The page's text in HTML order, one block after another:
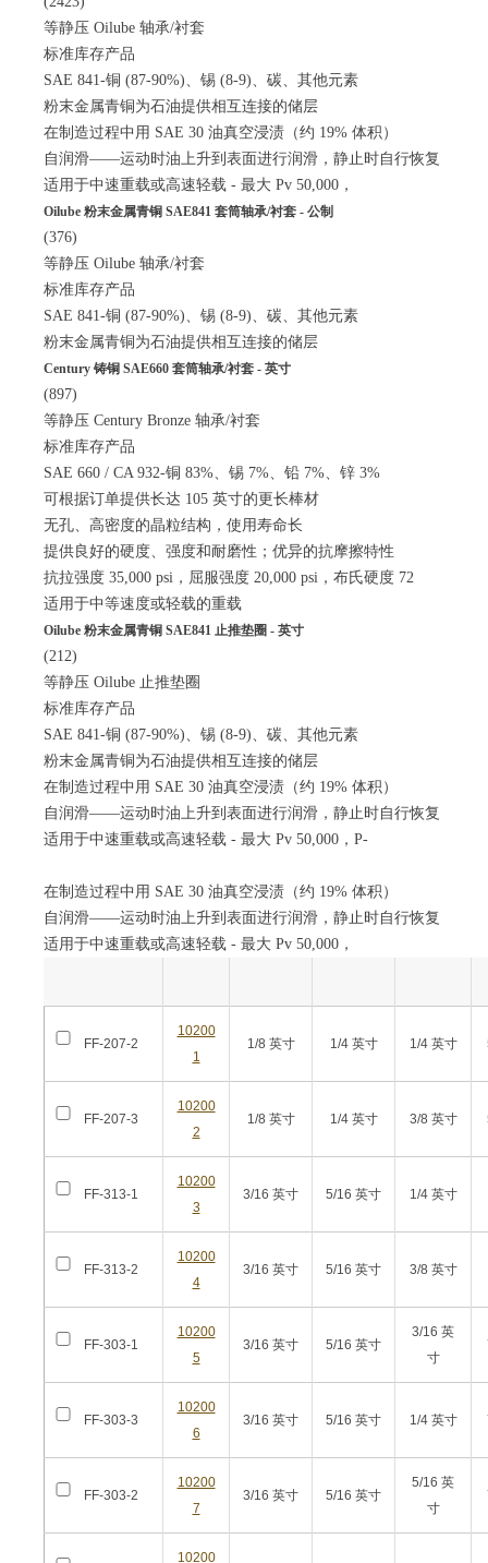
等静压 Oilube 轴承/衬套
标准库存产品
SAE 841-铜 (87-90%)、锡 (8-9)、碳、其他元素
粉末金属青铜为石油提供相互连接的储层
在制造过程中用 SAE 30 油真空浸渍（约 19% 体积）
自润滑——运动时油上升到表面进行润滑，静止时自行恢复
适用于中速重载或高速轻载 - 最大 Pv 50,000，
Oilube 粉末金属青铜 SAE841 套筒轴承/衬套 - 公制
(376)
等静压 Oilube 轴承/衬套
标准库存产品
SAE 841-铜 (87-90%)、锡 (8-9)、碳、其他元素
粉末金属青铜为石油提供相互连接的储层
Century 铸铜 SAE660 套筒轴承/衬套 - 英寸
(897)
等静压 Century Bronze 轴承/衬套
标准库存产品
SAE 660 / CA 932-铜 83%、锡 7%、铅 7%、锌 3%
可根据订单提供长达 105 英寸的更长棒材
无孔、高密度的晶粒结构，使用寿命长
提供良好的硬度、强度和耐磨性；优异的抗摩擦特性
抗拉强度 35,000 psi，屈服强度 20,000 psi，布氏硬度 72
适用于中等速度或轻载的重载
Oilube 粉末金属青铜 SAE841 止推垫圈 - 英寸
(212)
等静压 Oilube 止推垫圈
标准库存产品
SAE 841-铜 (87-90%)、锡 (8-9)、碳、其他元素
粉末金属青铜为石油提供相互连接的储层
在制造过程中用 SAE 30 油真空浸渍（约 19% 体积）
自润滑——运动时油上升到表面进行润滑，静止时自行恢复
适用于中速重载或高速轻载 - 最大 Pv 50,000，P-
在制造过程中用 SAE 30 油真空浸渍（约 19% 体积）
自润滑——运动时油上升到表面进行润滑，静止时自行恢复
适用于中速重载或高速轻载 - 最大 Pv 50,000，
FF-207-2
10200
1
1/8 英寸 1/4 英寸 1/4 英寸
FF-207-3
10200
2
1/8 英寸 1/4 英寸 3/8 英寸
FF-313-1
10200
3
3/16 英寸 5/16 英寸 1/4 英寸
FF-313-2
10200
4
3/16 英寸 5/16 英寸 3/8 英寸
FF-303-1
10200
5
3/16 英寸 5/16 英寸
3/16 英
寸
FF-303-3
10200
6
3/16 英寸 5/16 英寸 1/4 英寸
FF-303-2
10200
7
3/16 英寸 5/16 英寸
5/16 英
寸
10200